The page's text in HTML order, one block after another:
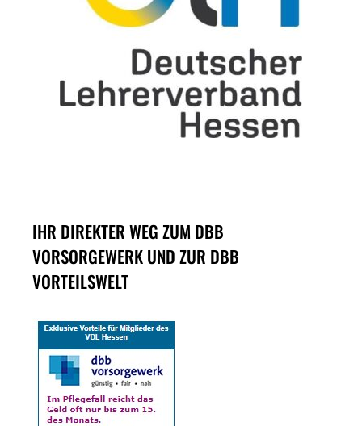
IHR DIREKTER WEG ZUM DBB
VORSORGEWERK UND ZUR DBB
VORTEILSWELT